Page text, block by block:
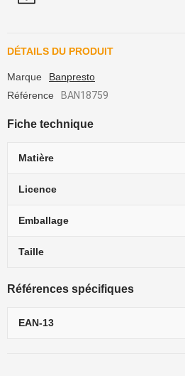
DÉTAILS DU PRODUIT
Marque
Banpresto
Référence
BAN18759
Fiche technique
Matière
Licence
Emballage
Taille
Références spécifiques
EAN-13